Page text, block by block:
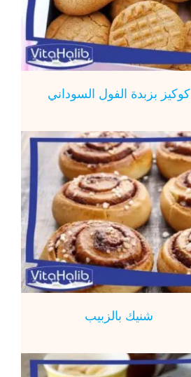
كوكيز بزبدة الفول السوداني
شنيك بالزبيب